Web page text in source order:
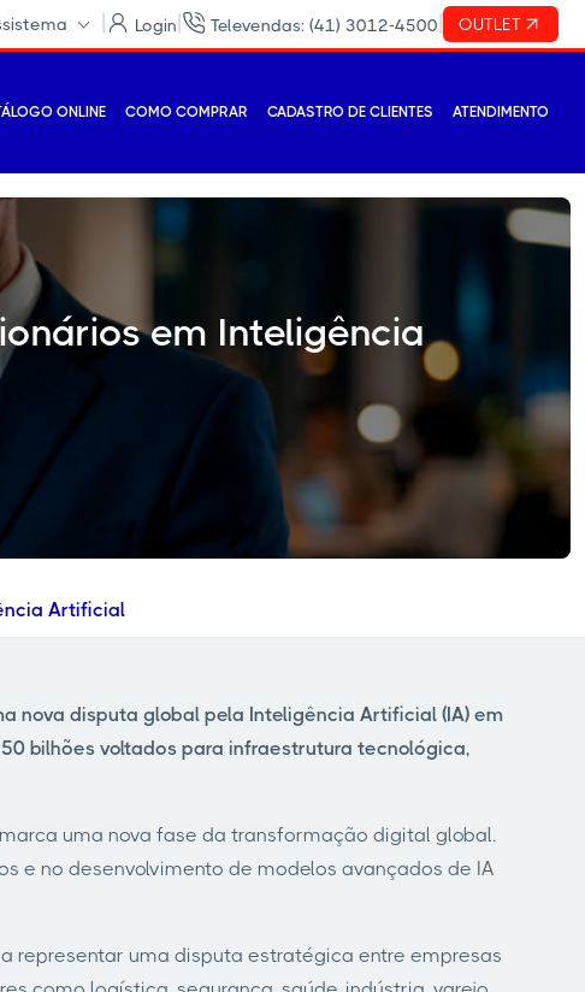
Login Televendas: (41) 3012-4500 OUTLET
ONLINE COMO COMPRAR CADASTRO DE CLIENTES ATENDIMENTO
em Inteligência
Artificial
nova disputa global pela Inteligência Artificial (IA) em
bilhões voltados para infraestrutura tecnológica,
uma nova fase da transformação digital global.
e no desenvolvimento de modelos avançados de IA
representar uma disputa estratégica entre empresas